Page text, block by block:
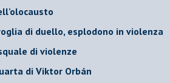
di duello, esplodono in violenza
di violenze
di Viktor Orbán